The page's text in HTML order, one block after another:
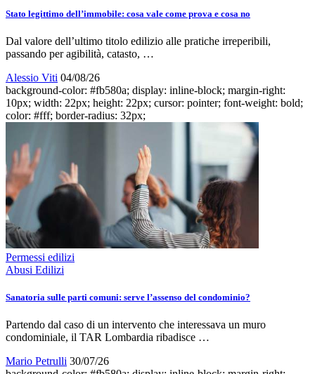
Stato legittimo dell’immobile: cosa vale come prova e cosa no
Dal valore dell’ultimo titolo edilizio alle pratiche irreperibili,
passando per agibilità, catasto, …
Alessio Viti 04/08/26
background-color: #fb580a; display: inline-block; margin-right:
10px; width: 22px; height: 22px; cursor: pointer; font-weight: bold;
color: #fff; border-radius: 32px;
Permessi edilizi
Abusi Edilizi
Sanatoria sulle parti comuni: serve l’assenso del condominio?
Partendo dal caso di un intervento che interessava un muro
condominiale, il TAR Lombardia ribadisce …
Mario Petrulli 30/07/26